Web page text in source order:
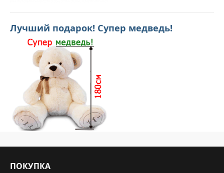
Лучший подарок! Супер медведь!
ПОКУПКА